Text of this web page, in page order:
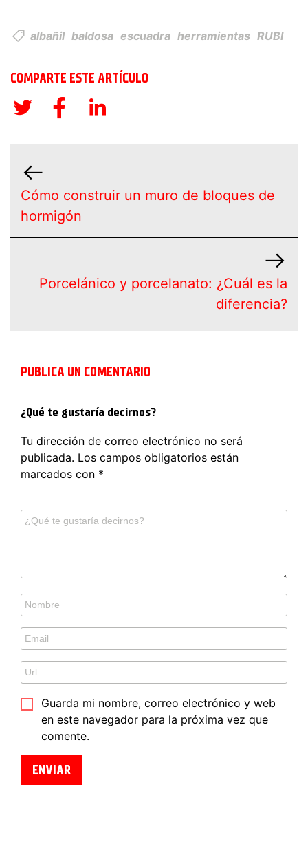
albañil baldosa escuadra herramientas RUBI
COMPARTE ESTE ARTÍCULO
Cómo construir un muro de bloques de
hormigón
Porcelánico y porcelanato: ¿Cuál es la
diferencia?
PUBLICA UN COMENTARIO
¿Qué te gustaría decirnos?
Tu dirección de correo electrónico no será
publicada. Los campos obligatorios están
marcados con *
Guarda mi nombre, correo electrónico y web
en este navegador para la próxima vez que
comente.